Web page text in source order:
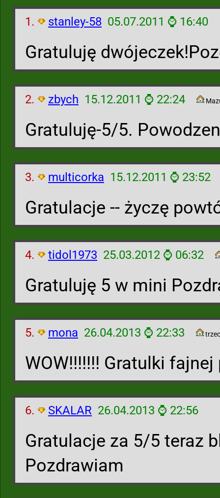
1. stanley-58 05.07.2011 ⌚ 16:40
Gratuluję
2. zbych 15.12.2011 ⌚ 22:24
Gratuluję-5/5.
3. multicorka 15.12.2011 ⌚ 23:52
Gratulacje -- życzę
4. tidol1973 25.03.2012 ⌚ 06:32
Gratuluję 5 w mini
5. mona 26.04.2013 ⌚ 22:33
WOW!!!!!!! Gratulki
6. SKALAR 26.04.2013 ⌚ 22:56
Gratulacje za 5/5 teraz
Pozdrawiam